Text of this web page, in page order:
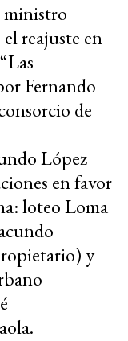
ministro
reajuste en
Fernando
de
López
en favor
loteo Loma
y